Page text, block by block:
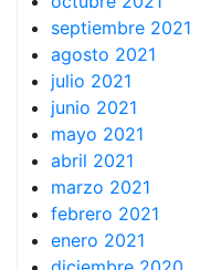
septiembre 2021
agosto 2021
julio 2021
junio 2021
mayo 2021
abril 2021
marzo 2021
febrero 2021
enero 2021